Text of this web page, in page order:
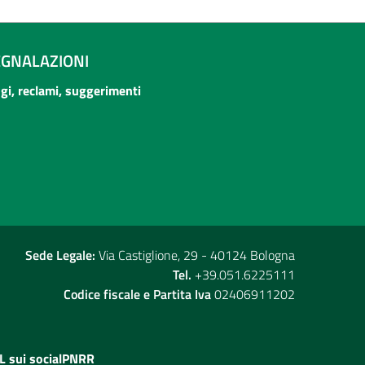
reclami, suggerimenti
Sede Legale: Via Castiglione, 29 - 40124 Bologna
Tel. +39.051.6225111
Codice fiscale e Partita Iva02406911202
sui socialPNRR